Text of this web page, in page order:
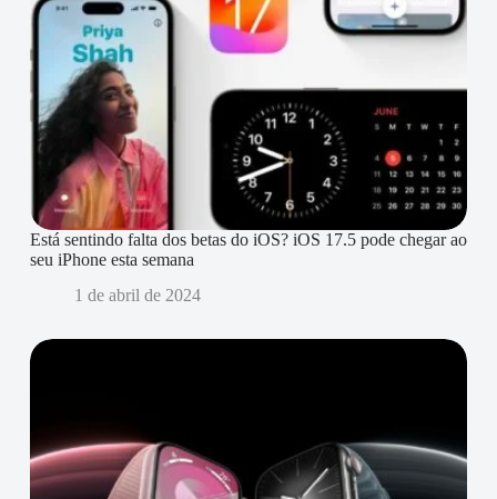
Está sentindo falta dos betas do iOS? iOS 17.5 pode chegar ao
seu iPhone esta semana
1 de abril de 2024